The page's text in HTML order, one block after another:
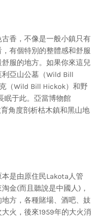
香，不像是一般小鎮只有
有個特別的整體感和舒服
服的地方。如果你來這兒
亞山公墓（Wild Bill
（Wild Bill Hickok）和野
眠于此。亞當博物館
角度剖析枯木鎮和黑山地
是由原住民Lakota人管
金(而且聽說是中國人)，
方，各種賭場、酒吧、妓
火，後來1959年的大火消